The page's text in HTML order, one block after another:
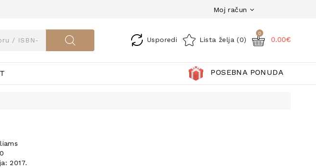
Moj račun
Usporedi Lista želja (0)
0
0.00€
POSEBNA PONUDA
2017.